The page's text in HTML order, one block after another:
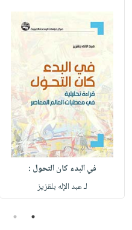
ملابس
مطرزات
حقائب
حلي
عناية
بالذات
صابون
أطفال
مناسبات
iKitab
عن
الشركة
سياسة
الشركة
فيديوهات
أسئلة
طرحها
حسابك
لائحة
الأمنيات
عربة
التسوق
نشرة
في البدء كان التحول :
لـ عبد الإله بلقزيز
1
2